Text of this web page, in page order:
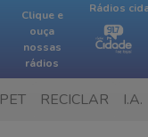
Clique e
ouça
nossas
rádios
Rádios
PET RECICLAR I.A.